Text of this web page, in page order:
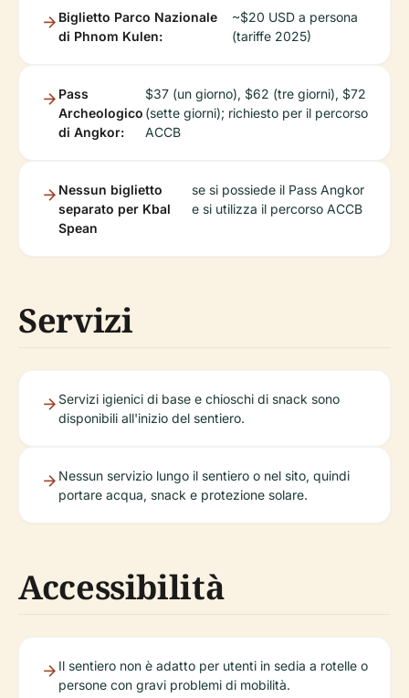
Biglietto Parco Nazionale
di Phnom Kulen:
~$20 USD a persona
(tariffe 2025)
Pass
Archeologico
di Angkor:
$37 (un giorno), $62 (tre giorni), $72
(sette giorni); richiesto per il percorso
ACCB
Nessun biglietto
separato per Kbal
Spean
se si possiede il Pass Angkor
e si utilizza il percorso ACCB
Servizi
Servizi igienici di base e chioschi di snack sono
disponibili all'inizio del sentiero.
Nessun servizio lungo il sentiero o nel sito, quindi
portare acqua, snack e protezione solare.
Accessibilità
Il sentiero non è adatto per utenti in sedia a rotelle o
persone con gravi problemi di mobilità.